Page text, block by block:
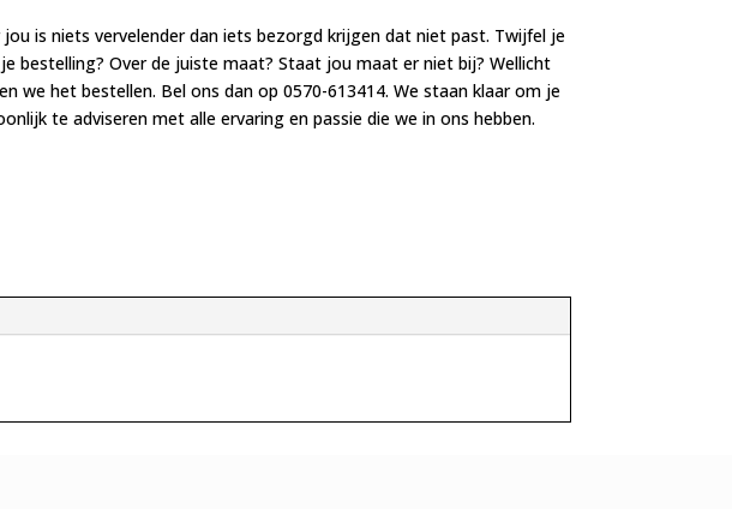
is niets vervelender dan iets bezorgd krijgen dat niet past. Twijfel je
bestelling? Over de juiste maat? Staat jou maat er niet bij? Wellicht
we het bestellen. Bel ons dan op 0570-613414. We staan klaar om je
te adviseren met alle ervaring en passie die we in ons hebben.